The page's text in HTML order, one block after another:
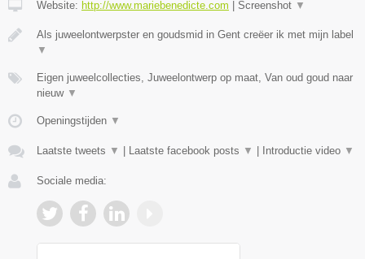
Website: http://www.mariebenedicte.com Screenshot ▼
Als juweelontwerpster en goudsmid in Gent creëer ik met mijn label
▼
Eigen juweelcollecties, Juweelontwerp op maat, Van oud goud naar
nieuw ▼
Openingstijden ▼
Laatste tweets ▼ Laatste facebook posts ▼ Introductie video ▼
Sociale media: